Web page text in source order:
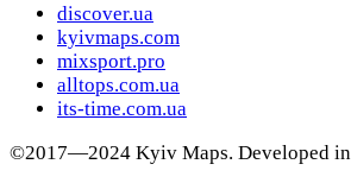
discover.ua
kyivmaps.com
mixsport.pro
alltops.com.ua
its-time.com.ua
©2017—2024 Kyiv Maps. Developed in